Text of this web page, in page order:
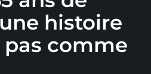
histoire
comme